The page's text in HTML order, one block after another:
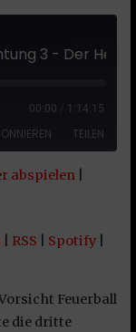
00:00 1:14:15
TEILEN
abspielen|
RSS Spotify|
Feuerball
die dritte